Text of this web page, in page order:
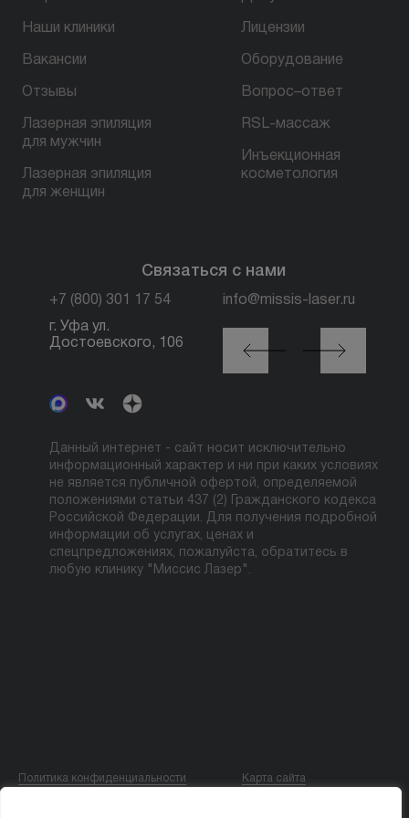
БЕСПЛАТНАЯ КОНСУЛЬТАЦИЯ
Наши клиники
Вакансии
Отзывы
Лазерная эпиляция
для мужчин
Лазерная эпиляция
для женщин
Лицензии
Оборудование
Вопрос–ответ
RSL-массаж
Инъекционная
косметология
Связаться с нами
+7 (800) 301 17 54 info@missis-laser.ru
г. Уфа ул.
Достоевского, 106
г. Москва м. Трубная,
ул. Петровка, 26, стр.
Данный интернет - сайт носит исключительно
информационный характер и ни при каких условиях
не является публичной офертой, определяемой
положениями статьи 437 (2) Гражданского кодекса
Российской Федерации. Для получения подробной
информации об услугах, ценах и
спецпредложениях, пожалуйста, обратитесь в
любую клинику "Миссис Лазер".
Политика конфиденциальности Карта сайта